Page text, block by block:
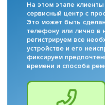
На этом этапе
сервисный центр с
Это может быть
телефону или лично
регистрируем все
устройстве и его
фиксируем
времени и способа